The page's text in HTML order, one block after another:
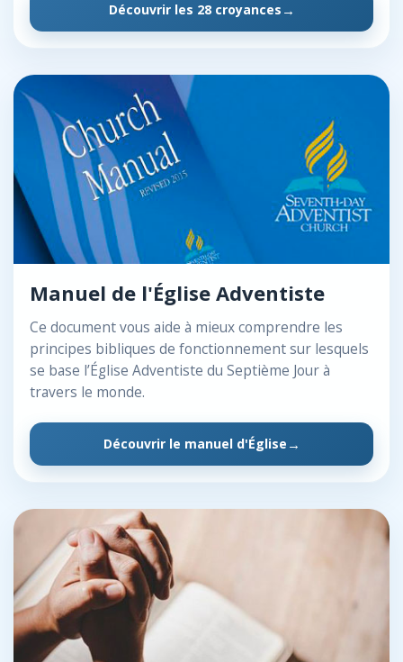
Découvrir les 28 croyances
Manuel de l'Église Adventiste
Ce document vous aide à mieux comprendre les
principes bibliques de fonctionnement sur lesquels
se base l’Église Adventiste du Septième Jour à
travers le monde.
Découvrir le manuel d'Église